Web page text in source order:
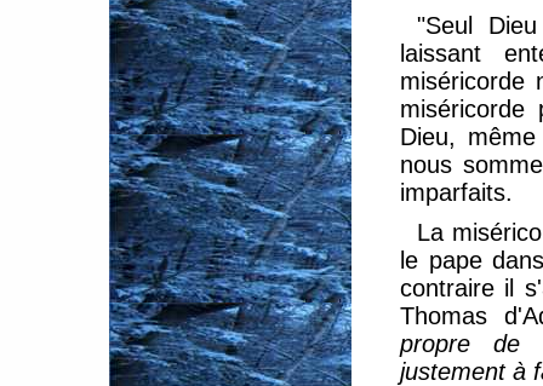
"Seul
laissant
miséricorde
Dieu,
nous
imparfaits.
La
le pape
contraire il
Thomas
propre de
justement à